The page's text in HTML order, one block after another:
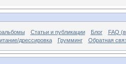
Статьи и публикации Блог
FAQ
дрессировка
Грумминг Обратная